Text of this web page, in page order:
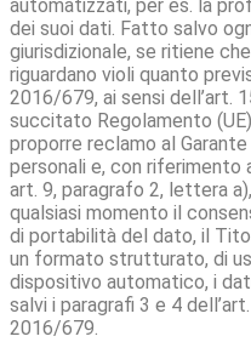
automatizzati, per es. la
dei suoi dati. Fatto salvo
giurisdizionale, se ritiene
riguardano violi quanto
2016/679, ai sensi dell’art.
succitato Regolamento
proporre reclamo al
personali e, con riferimento
art. 9, paragrafo 2, lettera
qualsiasi momento il
di portabilità del dato, il
un formato strutturato, di
dispositivo automatico, i
salvi i paragrafi 3 e 4
2016/679.